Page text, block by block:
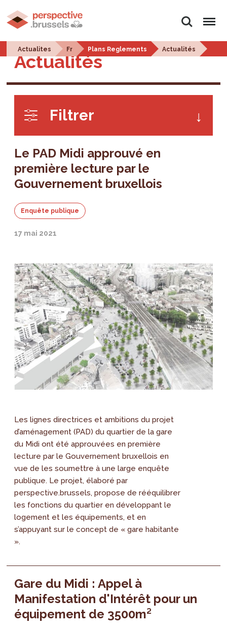
Rechercher
Menu
Actualites Fr Plans Reglements Actualités
Actualités
Filtrer
Le PAD Midi approuvé en
première lecture par le
Gouvernement bruxellois
Enquête publique
17 mai 2021
Les lignes directrices et ambitions du projet
d’aménagement (PAD) du quartier de la gare
du Midi ont été approuvées en première
lecture par le Gouvernement bruxellois en
vue de les soumettre à une large enquête
publique. Le projet, élaboré par
perspective.brussels, propose de rééquilibrer
les fonctions du quartier en développant le
logement et les équipements, et en
s’appuyant sur le concept de « gare habitante
».
Gare du Midi : Appel à
Manifestation d'Intérêt pour un
équipement de 3500m²